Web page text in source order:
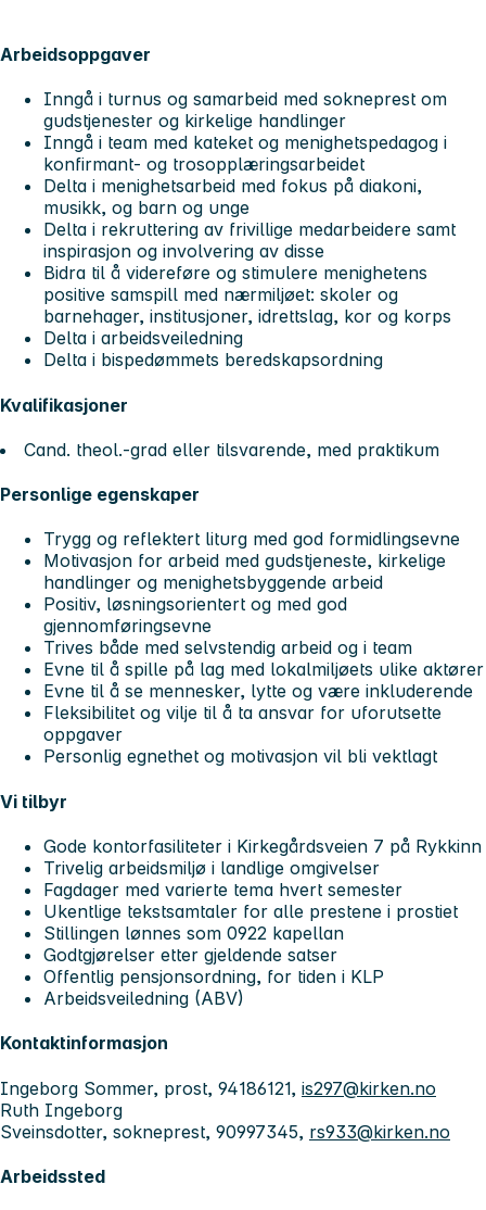
Arbeidsoppgaver
Inngå i turnus og samarbeid med sokneprest om
gudstjenester og kirkelige handlinger
Inngå i team med kateket og menighetspedagog i
konfirmant- og trosopplæringsarbeidet
Delta i menighetsarbeid med fokus på diakoni,
musikk, og barn og unge
Delta i rekruttering av frivillige medarbeidere samt
inspirasjon og involvering av disse
Bidra til å videreføre og stimulere menighetens
positive samspill med nærmiljøet: skoler og
barnehager, institusjoner, idrettslag, kor og korps
Delta i arbeidsveiledning
Delta i bispedømmets beredskapsordning
Kvalifikasjoner
Cand. theol.-grad eller tilsvarende, med praktikum
Personlige egenskaper
Trygg og reflektert liturg med god formidlingsevne
Motivasjon for arbeid med gudstjeneste, kirkelige
handlinger og menighetsbyggende arbeid
Positiv, løsningsorientert og med god
gjennomføringsevne
Trives både med selvstendig arbeid og i team
Evne til å spille på lag med lokalmiljøets ulike aktører
Evne til å se mennesker, lytte og være inkluderende
Fleksibilitet og vilje til å ta ansvar for uforutsette
oppgaver
Personlig egnethet og motivasjon vil bli vektlagt
Vi tilbyr
Gode kontorfasiliteter i Kirkegårdsveien 7 på Rykkinn
Trivelig arbeidsmiljø i landlige omgivelser
Fagdager med varierte tema hvert semester
Ukentlige tekstsamtaler for alle prestene i prostiet
Stillingen lønnes som 0922 kapellan
Godtgjørelser etter gjeldende satser
Offentlig pensjonsordning, for tiden i KLP
Arbeidsveiledning (ABV)
Kontaktinformasjon
Ingeborg Sommer, prost, 94186121, is297@kirken.no
Ruth Ingeborg
Sveinsdotter, sokneprest, 90997345, rs933@kirken.no
Arbeidssted